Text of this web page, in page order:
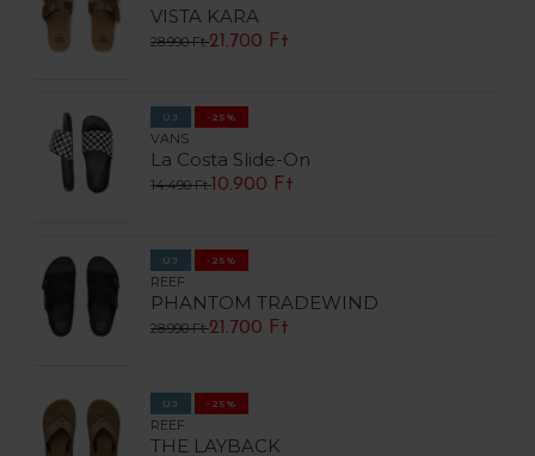
VISTA KARA
28.990 Ft21.700 Ft
ÚJ -25%
VANS
La Costa Slide-On
14.490 Ft 10.900 Ft
ÚJ -25%
REEF
PHANTOM TRADEWIND
28.990 Ft21.700 Ft
ÚJ -25%
REEF
THE LAYBACK